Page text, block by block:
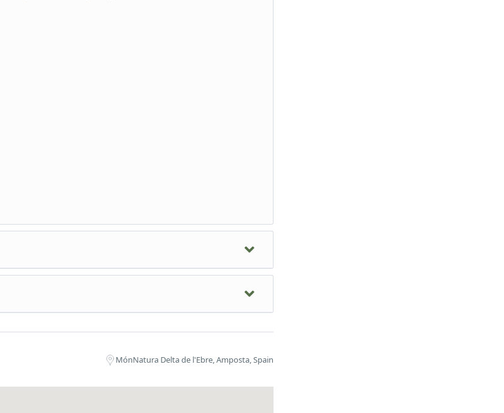
muscleres de la Badia dels Alfacs. Els monitors ens
MónNatura Delta de l'Ebre, Amposta, Spain